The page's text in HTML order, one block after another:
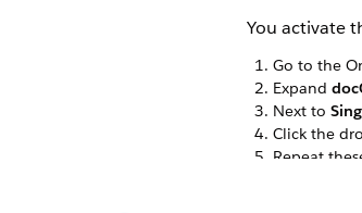
You activate
Go to the
Expand
Next to
Click the
Repeat